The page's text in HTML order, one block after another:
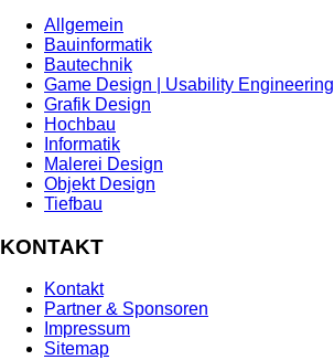
Allgemein
Bauinformatik
Bautechnik
Game Design | Usability Engineering
Grafik Design
Hochbau
Informatik
Malerei Design
Objekt Design
Tiefbau
KONTAKT
Kontakt
Partner & Sponsoren
Impressum
Sitemap